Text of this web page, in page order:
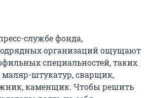
службе фонда,
организаций ощущают
специальностей, таких
штукатур, сварщик,
каменщик. Чтобы решить